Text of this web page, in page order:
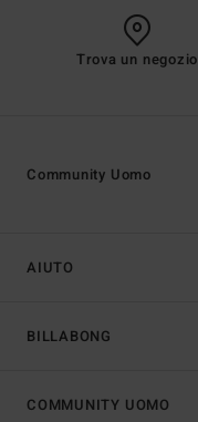
Trova un negozio
AIUTO
BILLABONG
Community Uomo
COMMUNITY UOMO